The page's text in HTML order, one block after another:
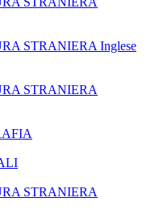
STRANIERA Inglese
STRANIERA
STRANIERA